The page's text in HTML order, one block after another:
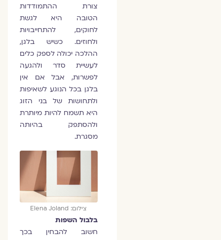
צורת ההתמודדות
הטובה היא לגשת
לחוקים, להתחייבויות
ולחוזים. כשיש בלגן,
ההלכה יכולה לספק כלים
לעשיית סדר ולהגעה
לפשרות, אבל אם אין
בלגן בכל הנוגע לשאיפות
ולתחושות של בני הזוג
היא תשמח להיות מיותרת
ולהסתפק בהיותה
מסגרת.
צילום: Elena Joland
בלבול השפות
חשוב להבחין בכך